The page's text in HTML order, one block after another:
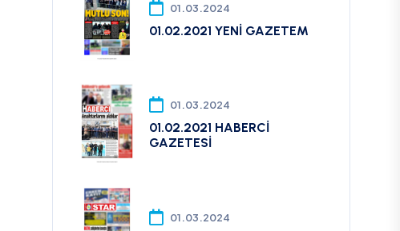
01.03.2024
01.02.2021 YENİ GAZETEM
01.03.2024
01.02.2021 HABERCİ
GAZETESİ
01.03.2024